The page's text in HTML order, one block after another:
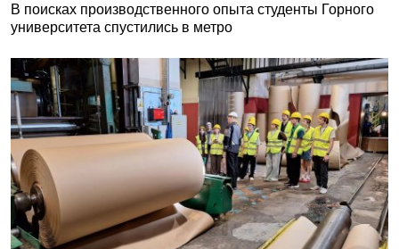
В поисках производственного опыта студенты Горного
университета спустились в метро